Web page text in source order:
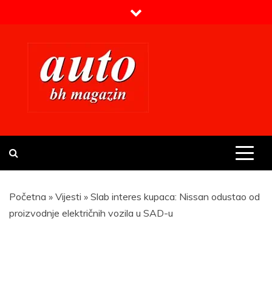
Prvi BH auto magazin
Početna » Vijesti » Slab interes kupaca: Nissan odustao od
proizvodnje električnih vozila u SAD-u